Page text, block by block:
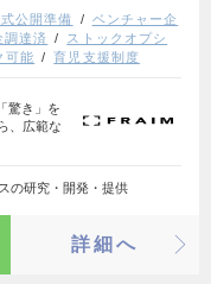
公開準備
ベンチャー企
調達済
ストックオプシ
可能 育児支援制度
驚き」を
、広範な
の研究・開発・提供
詳細へ